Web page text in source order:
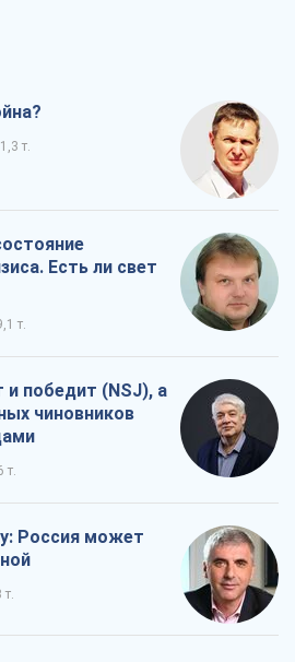
т.
Есть ли свет
т.
победит (NSJ), а
чиновников
т.
Россия может
т.